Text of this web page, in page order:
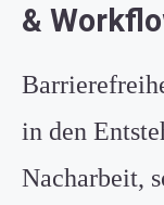
&
in den
Nacharbeit,